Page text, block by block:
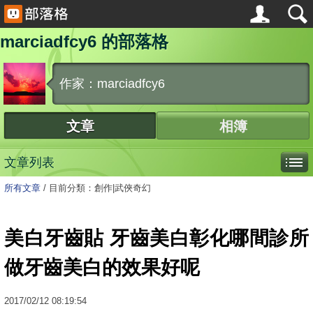
marciadfcy6 的部落格
作家：marciadfcy6
文章 相簿
文章列表
所有文章 / 目前分類：創作|武俠奇幻
美白牙齒貼 牙齒美白彰化哪間診所
做牙齒美白的效果好呢
2017/02/12 08:19:54